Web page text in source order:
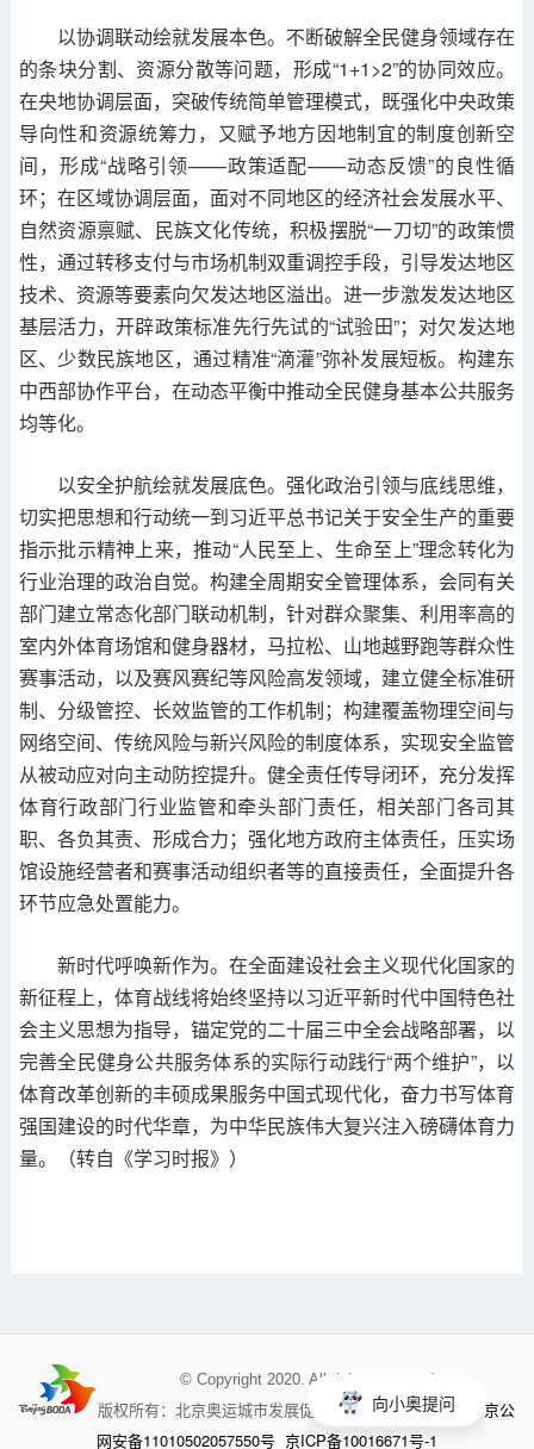
以协调联动绘就发展本色。不断破解全民健身领域存在
的条块分割、资源分散等问题，形成“1+1>2”的协同效应。
在央地协调层面，突破传统简单管理模式，既强化中央政策
导向性和资源统筹力，又赋予地方因地制宜的制度创新空
间，形成“战略引领——政策适配——动态反馈”的良性循
环；在区域协调层面，面对不同地区的经济社会发展水平、
自然资源禀赋、民族文化传统，积极摆脱“一刀切”的政策惯
性，通过转移支付与市场机制双重调控手段，引导发达地区
技术、资源等要素向欠发达地区溢出。进一步激发发达地区
基层活力，开辟政策标准先行先试的“试验田”；对欠发达地
区、少数民族地区，通过精准“滴灌”弥补发展短板。构建东
中西部协作平台，在动态平衡中推动全民健身基本公共服务
均等化。
以安全护航绘就发展底色。强化政治引领与底线思维，
切实把思想和行动统一到习近平总书记关于安全生产的重要
指示批示精神上来，推动“人民至上、生命至上”理念转化为
行业治理的政治自觉。构建全周期安全管理体系，会同有关
部门建立常态化部门联动机制，针对群众聚集、利用率高的
室内外体育场馆和健身器材，马拉松、山地越野跑等群众性
赛事活动，以及赛风赛纪等风险高发领域，建立健全标准研
制、分级管控、长效监管的工作机制；构建覆盖物理空间与
网络空间、传统风险与新兴风险的制度体系，实现安全监管
从被动应对向主动防控提升。健全责任传导闭环，充分发挥
体育行政部门行业监管和牵头部门责任，相关部门各司其
职、各负其责、形成合力；强化地方政府主体责任，压实场
馆设施经营者和赛事活动组织者等的直接责任，全面提升各
环节应急处置能力。
新时代呼唤新作为。在全面建设社会主义现代化国家的
新征程上，体育战线将始终坚持以习近平新时代中国特色社
会主义思想为指导，锚定党的二十届三中全会战略部署，以
完善全民健身公共服务体系的实际行动践行“两个维护”，以
体育改革创新的丰硕成果服务中国式现代化，奋力书写体育
强国建设的时代华章，为中华民族伟大复兴注入磅礴体育力
量。（转自《学习时报》）
向小奥提问
© Copyright 2020. All rights reserved
版权所有：北京奥运城市发展促进会 未经授权不得使用 京公
网安备11010502057550号 京ICP备10016671号-1